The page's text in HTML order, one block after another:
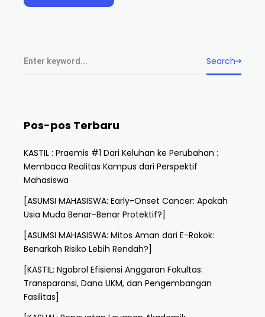
Search
Pos-pos Terbaru
KASTIL : Praemis #1 Dari Keluhan ke Perubahan :
Membaca Realitas Kampus dari Perspektif
Mahasiswa
[ASUMSI MAHASISWA: Early-Onset Cancer: Apakah
Usia Muda Benar-Benar Protektif?]
[ASUMSI MAHASISWA: Mitos Aman dari E-Rokok:
Benarkah Risiko Lebih Rendah?]
[KASTIL: Ngobrol Efisiensi Anggaran Fakultas:
Transparansi, Dana UKM, dan Pengembangan
Fasilitas]